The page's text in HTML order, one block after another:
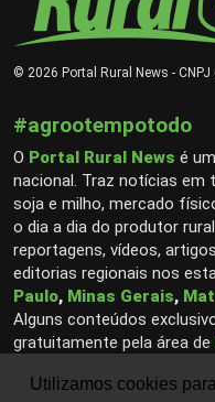
© 2026 Portal Rural News -
#agrootempotodo
O Portal Rural News é
nacional. Traz notícias em
soja e milho, mercado
o dia a dia do produtor
reportagens, vídeos,
editorias regionais nos
Paulo, Minas Gerais,
Alguns conteúdos
gratuitamente pela área de
Utilizamos cookies